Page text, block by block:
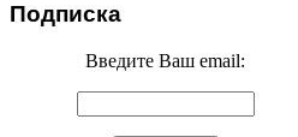
Подписка
Введите Ваш email: